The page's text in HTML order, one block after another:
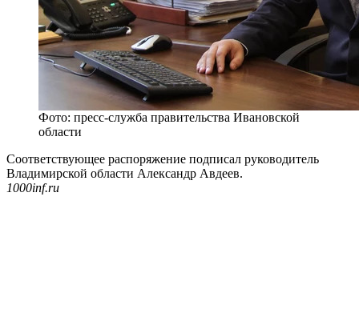
Фото: пресс-служба правительства Ивановской
области
Соответствующее распоряжение подписал руководитель
Владимирской области Александр Авдеев.
1000inf.ru